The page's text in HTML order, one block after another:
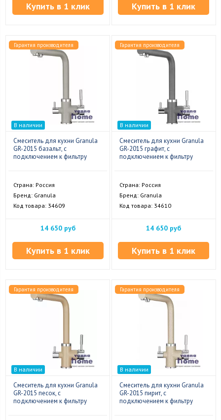
Купить в 1 клик Купить в 1 клик
Гарантия производителя
В наличии
Смеситель для кухни Granula
GR-2015 базальт, с
подключением к фильтру
Страна: Россия
Бренд: Granula
Код товара: 34609
14 650 руб
Купить в 1 клик
Гарантия производителя
В наличии
Смеситель для кухни Granula
GR-2015 графит, с
подключением к фильтру
Страна: Россия
Бренд: Granula
Код товара: 34610
14 650 руб
Купить в 1 клик
Гарантия производителя
В наличии
Смеситель для кухни Granula
GR-2015 песок, с
подключением к фильтру
Гарантия производителя
В наличии
Смеситель для кухни Granula
GR-2015 пирит, с
подключением к фильтру